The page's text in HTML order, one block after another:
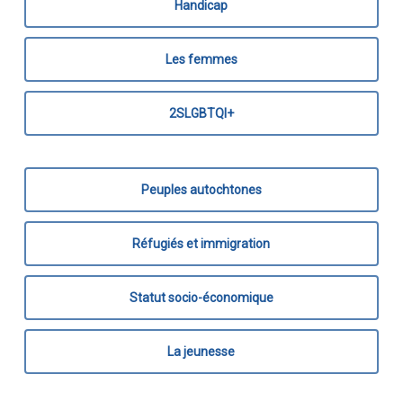
Handicap
Les femmes
2SLGBTQI+
Peuples autochtones
Réfugiés et immigration
Statut socio-économique
La jeunesse